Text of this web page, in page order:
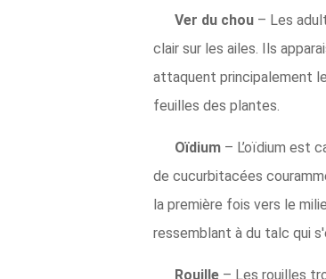
Ver du chou – Les
clair sur les ailes. Ils
attaquent principalement
feuilles des plantes.
Oïdium – L’oïdium est
de cucurbitacées
la première fois vers le
ressemblant à du talc qui
Rouille – Les rouilles